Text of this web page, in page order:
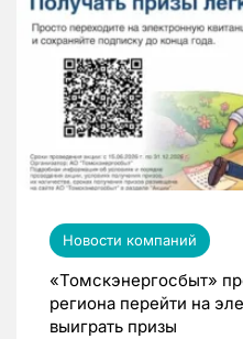
Новости компаний
«Томскэнергосбыт»
региона перейти на
выиграть призы